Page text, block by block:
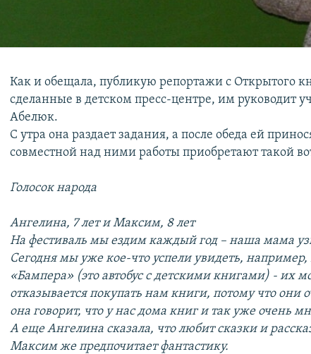
Как и обещала, публикую репортажи с Открытого
сделанные в детском пресс-центре, им руководит
Абелюк.
С утра она раздает задания, а после обеда ей
совместной над ними работы приобретают такой
Голосок народа
Ангелина, 7 лет и Максим, 8 лет
На фестиваль мы ездим каждый год – наша мама
Сегодня мы уже кое-что успели увидеть,
«Бампера» (это автобус с детскими книгами) - их
отказывается покупать нам книги, потому что они
она говорит, что у нас дома книг и так уже очень
А еще Ангелина сказала, что любит сказки и
Максим же предпочитает фантастику.